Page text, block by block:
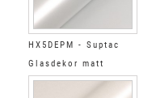
HX5DEPM - Suptac
Glasdekor matt
Hex'Press